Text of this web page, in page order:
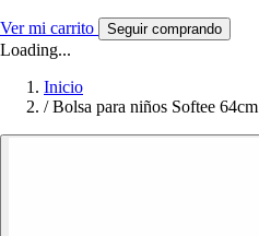
Ver mi carrito Seguir comprando
Loading...
Inicio
/ Bolsa para niños Softee 64cm